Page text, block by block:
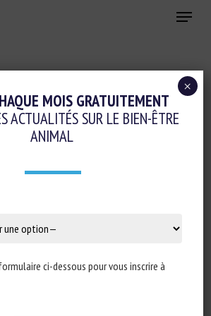
Menu
Réglementation
Abattage, Ramassage
WELFARE DURING
EVIDENCE FROM A
UNDER MODERATE
CONDITIONS
3 novembre 2025
MOIS GRATUITEMENT
ACTUALITÉS SUR LE BIEN-ÊTRE
ANIMAL
ci-dessous pour vous inscrire à
×